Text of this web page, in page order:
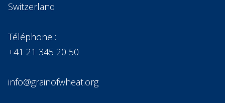
Switzerland
Téléphone :
+41 21 345 20 50
info@grainofwheat.org